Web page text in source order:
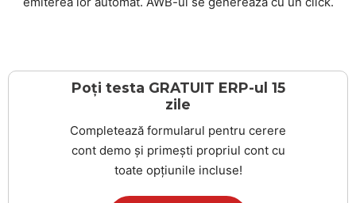
Poți testa GRATUIT ERP-ul 15
zile
Completează formularul pentru cerere
cont demo și primești propriul cont cu
toate opțiunile incluse!